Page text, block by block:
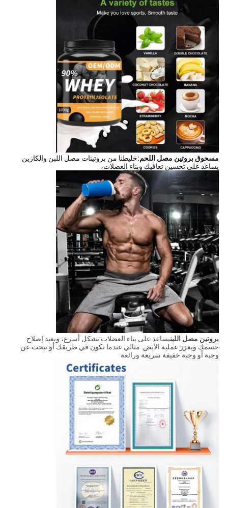
مسحوق بروتين مصل اللحم:خليطنا من بروتينات مصل اللبن والكازين
يساعد على تحسين تعافيك وبناء العضلات،
بروتين مصل اللبنيساعد على بناء العضلات بشكل أسرع، ويعيد إصلاح
جسمك ويعزز عملية الأيض. مثالي عندما تكون في طريقك أو تبحث عن
وجبة أو وجبة خفيفة سريعة ورائعة